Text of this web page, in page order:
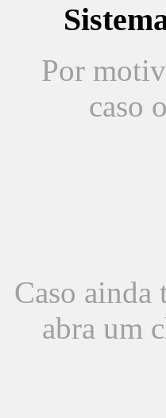
Por
caso
Caso ainda
abra um